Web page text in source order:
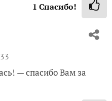
1 Спасибо!
— спасибо Вам за